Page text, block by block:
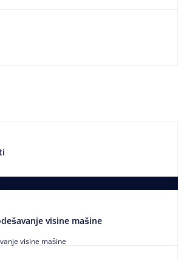
visine mašine
visine mašine